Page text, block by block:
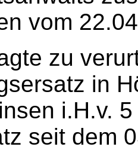
vom
zu
in
i.H.v.
seit dem